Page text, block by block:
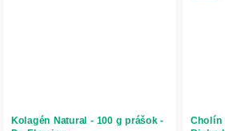
Kolagén Natural - 100 g prášok - Cholín